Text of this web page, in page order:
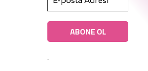
.
2022 ICE.A. All rights reserved.